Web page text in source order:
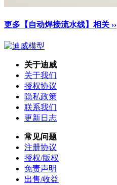
更多【自动焊接流水线】相关 ››
关于迪威
关于我们
授权协议
隐私政策
联系我们
更新日志
常见问题
注册协议
授权/版权
免责声明
出售/收益